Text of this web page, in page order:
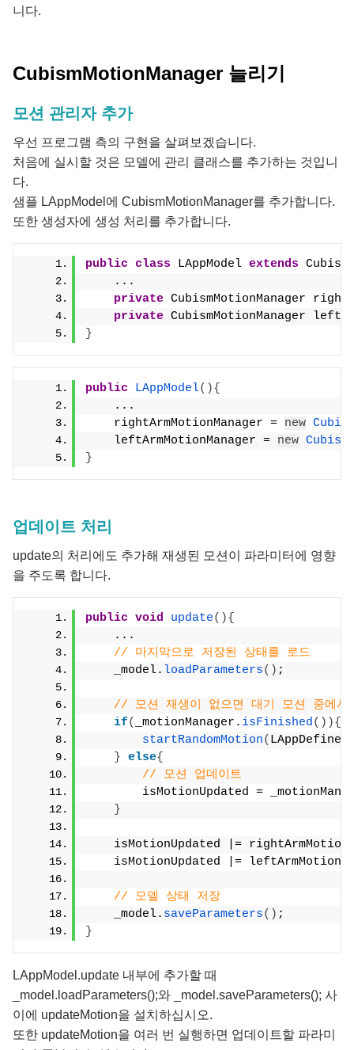
니다.
CubismMotionManager 늘리기
모션 관리자 추가
우선 프로그램 측의 구현을 살펴보겠습니다.
처음에 실시할 것은 모델에 관리 클래스를 추가하는 것입니
다.
샘플 LAppModel에 CubismMotionManager를 추가합니다.
또한 생성자에 생성 처리를 추가합니다.
public class LAppModel extends
    ...
private CubismMotionManager
private CubismMotionManager
}
public LAppModel(){
    ...
    rightArmMotionManager =
new
    leftArmMotionManager =
new
}
업데이트 처리
update의 처리에도 추가해 재생된 모션이 파라미터에 영향
을 주도록 합니다.
public void update(){
    ...
// 마지막으로 저장된 상태를 로드
    _model.
loadParameters() ;
// 모션 재생이 없으면 대기 모션 중에서
if( _motionManager. isFinished()){
startRandomMotion( LAppDefine.
} else{
// 모션 업데이트
isMotionUpdated =
}
isMotionUpdated |=
isMotionUpdated |=
// 모델 상태 저장
    _model.
saveParameters() ;
}
LAppModel.update 내부에 추가할 때
_model.loadParameters();와 _model.saveParameters(); 사
이에 updateMotion을 설치하십시오.
또한 updateMotion을 여러 번 실행하면 업데이트할 파라미